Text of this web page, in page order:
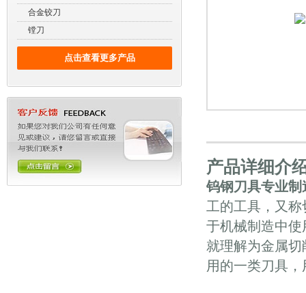
合金铰刀
镗刀
点击查看更多产品
产品详细介
钨钢刀具专业制
工的工具，又
于机械制造中使
就理解为金属
用的一类刀具